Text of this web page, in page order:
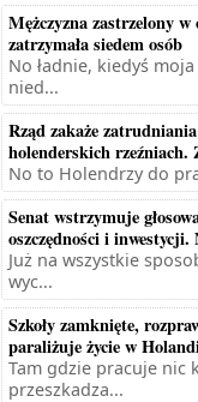
Mężczyzna zastrzelony
zatrzymała siedem osób
No ładnie, kiedyś
nied...
Rząd zakaże
holenderskich rzeźniach.
No to Holendrzy do
Senat wstrzymuje
oszczędności i inwestycji.
Już na wszystkie
wyc...
Szkoły zamknięte,
paraliżuje życie w
Tam gdzie pracuje nic
przeszkadza...